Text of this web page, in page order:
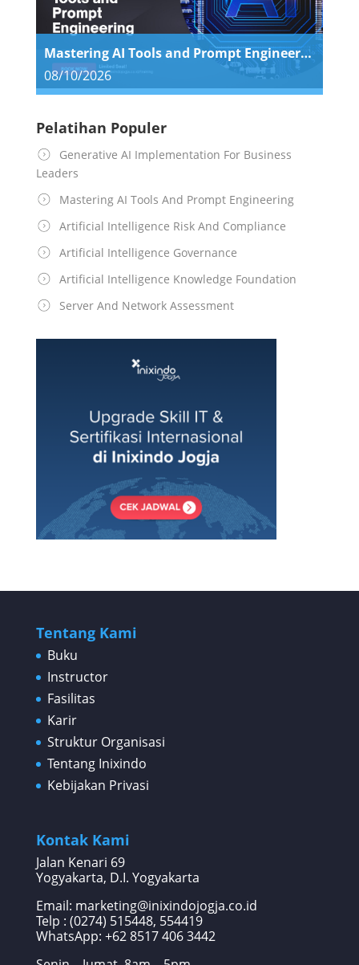
Mastering AI Tools and Prompt Engineering
08/10/2026
Pelatihan Populer
Generative AI Implementation For Business
Leaders
Mastering AI Tools And Prompt Engineering
Artificial Intelligence Risk And Compliance
Artificial Intelligence Governance
Artificial Intelligence Knowledge Foundation
Server And Network Assessment
Tentang Kami
Buku
Instructor
Fasilitas
Karir
Struktur Organisasi
Tentang Inixindo
Kebijakan Privasi
Kontak Kami
Jalan Kenari 69
Yogyakarta, D.I. Yogyakarta
Email: marketing@inixindojogja.co.id
Telp : (0274) 515448, 554419
WhatsApp: +62 8517 406 3442